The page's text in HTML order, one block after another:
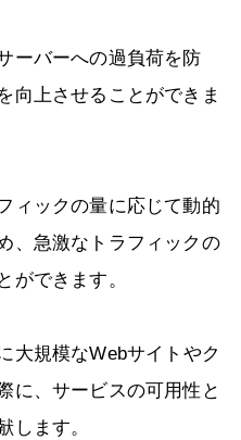
ーバーへの過負荷を防
向上させることができま
ィックの量に応じて動的
、急激なトラフィックの
ができます。
大規模なWebサイトやク
に、サービスの可用性と
します。